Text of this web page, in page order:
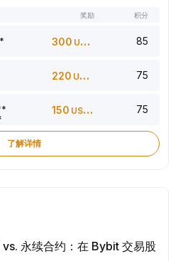
奖励 积分
300 USDT 85
220 USDT 75
150 USDT 75
了解详情
永续合约：在 Bybit 交易股